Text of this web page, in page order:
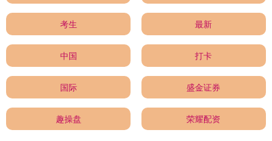
考生 最新
中国 打卡
国际 盛金证券
趣操盘 荣耀配资